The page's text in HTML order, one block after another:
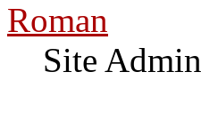
Roman
Site Admin